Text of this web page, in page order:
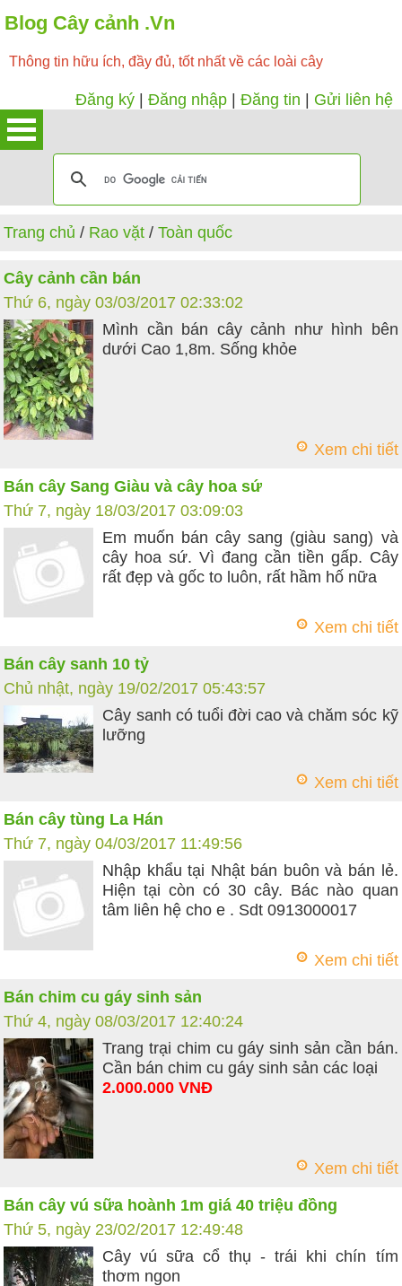
Blog Cây cảnh .Vn
Thông tin hữu ích, đầy đủ, tốt nhất về các loài cây
Đăng ký Đăng nhập Đăng tin Gửi liên hệ
Trang chủ / Rao vặt /Toàn quốc
Cây cảnh cần bán
Thứ 6, ngày 03/03/2017 02:33:02
Mình cần bán cây cảnh như hình bên
dưới Cao 1,8m. Sống khỏe
Xem chi tiết
Bán cây Sang Giàu và cây hoa sứ
Thứ 7, ngày 18/03/2017 03:09:03
Em muốn bán cây sang (giàu sang) và
cây hoa sứ. Vì đang cần tiền gấp. Cây
rất đẹp và gốc to luôn, rất hầm hố nữa
Xem chi tiết
Bán cây sanh 10 tỷ
Chủ nhật, ngày 19/02/2017 05:43:57
Cây sanh có tuổi đời cao và chăm sóc kỹ
lưỡng
Xem chi tiết
Bán cây tùng La Hán
Thứ 7, ngày 04/03/2017 11:49:56
Nhập khẩu tại Nhật bán buôn và bán lẻ.
Hiện tại còn có 30 cây. Bác nào quan
tâm liên hệ cho e . Sdt 0913000017
Xem chi tiết
Bán chim cu gáy sinh sản
Thứ 4, ngày 08/03/2017 12:40:24
Trang trại chim cu gáy sinh sản cần bán.
Cần bán chim cu gáy sinh sản các loại
2.000.000 VNĐ
Xem chi tiết
Bán cây vú sữa hoành 1m giá 40 triệu đồng
Thứ 5, ngày 23/02/2017 12:49:48
Cây vú sữa cổ thụ - trái khi chín tím
thơm ngon